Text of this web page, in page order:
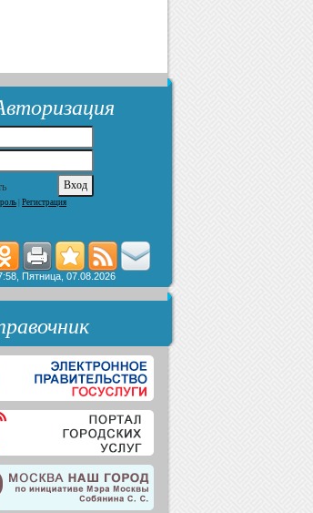
Регистрация
Пятница, 07.08.2026